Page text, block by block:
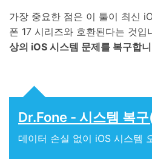
가장 중요한 점은 이 툴이 최신
폰 17 시리즈와 호환된다는 것입
상의 iOS 시스템 문제를 복구합
Dr.Fone - 시스템 복
데이터 손실 없이 iOS 시스템